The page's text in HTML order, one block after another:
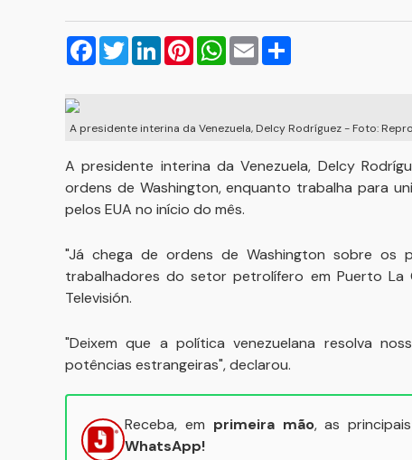
Facebook
TwitterLinkedInPinterestWhatsApp
Email
A presidente interina da Venezuela, Delcy Rodríguez - Foto:
A presidente interina da Venezuela, Delcy
ordens de Washington, enquanto trabalha para
pelos EUA no início do mês.
"Já chega de ordens de Washington sobre os
trabalhadores do setor petrolífero em Puerto La
Televisión.
"Deixem que a política venezuelana resolva
potências estrangeiras", declarou.
Receba, em primeira mão, as
WhatsApp!